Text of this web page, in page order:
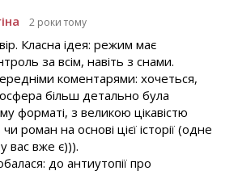
2 роки тому
Класна ідея: режим має
за всім, навіть з снами.
коментарями: хочеться,
більш детально була
форматі, з великою цікавістю
роман на основі цієї історії (одне
вас вже є))).
до антиутопії про